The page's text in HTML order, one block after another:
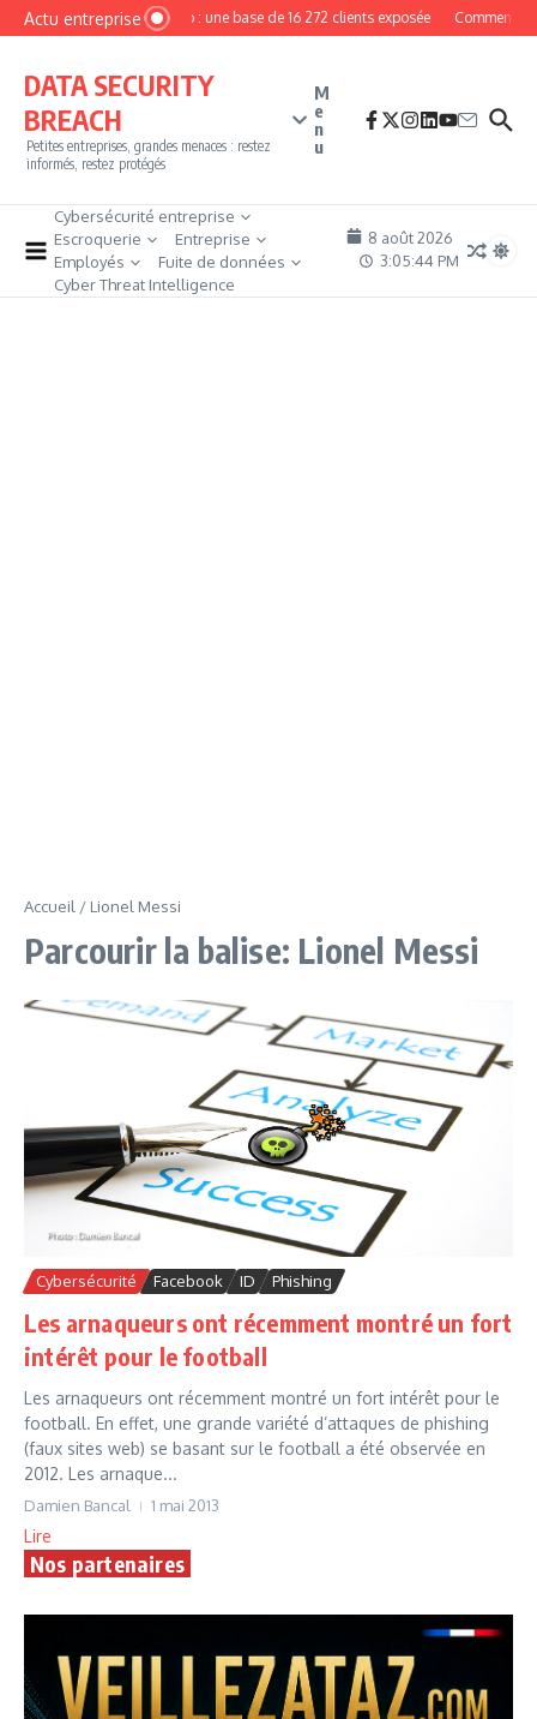
Aller au contenu
Actu entrepriseMyPhoto : une base de 16 272 clients exposée Comment
DATA SECURITY
BREACH
Petites entreprises, grandes menaces : restez
informés, restez protégés
M
e
n
u
Cybersécurité entreprise
Escroquerie
Entreprise
Employés
Fuite de données
Cyber Threat Intelligence
8 août 2026
3:05:45 PM
Accueil / Lionel Messi
Parcourir la balise: Lionel Messi
Cybersécurité Facebook ID Phishing
Les arnaqueurs ont récemment montré un fort
intérêt pour le football
Les arnaqueurs ont récemment montré un fort intérêt pour le
football. En effet, une grande variété d’attaques de phishing
(faux sites web) se basant sur le football a été observée en
2012. Les arnaque...
Damien Bancal 1 mai 2013
Lire
Nos partenaires